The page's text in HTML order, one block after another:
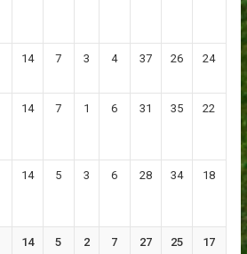
14 7 3 4 37 26 24
14 7 1 6 31 35 22
14 5 3 6 28 34 18
14 5 2 7 27 25 17